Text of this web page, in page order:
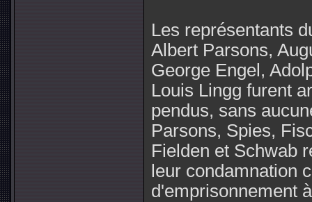
Les représentants
Albert Parsons,
George Engel,
Louis Lingg furent
pendus, sans
Parsons, Spies,
Fielden et Schwab
leur condamnation
d'emprisonnement